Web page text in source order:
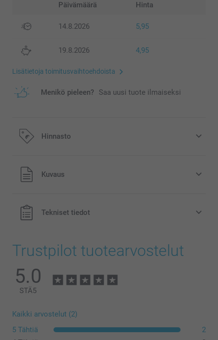
Päivämäärä Hinta
14.8.2026 5,95
19.8.2026 4,95
Lisätietoja toimitusvaihtoehdoista
Menikö pieleen? Saa uusi tuote ilmaiseksi
Hinnasto
Kaikki hinnat ovat euroina, sisältävät arvonlisäveron ja
eivät sisällä postikuluja.
Kuvaus
Tekniset tiedot
Trustpilot tuotearvostelut
5.0
STÄ5
Kaikki arvostelut (2)
5 Tähtiä
2